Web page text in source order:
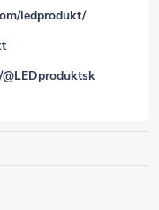
ledprodukt/